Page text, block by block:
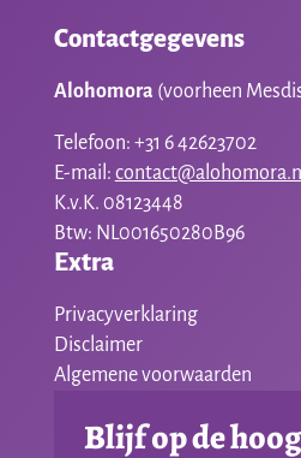
Contactgegevens
Alohomora (voorheen
Telefoon: +31 6 42623702
E-mail: contact@alohomora.nl
K.v.K. 08123448
Btw: NL001650280B96
Extra
Privacyverklaring
Disclaimer
Algemene voorwaarden
Blijf op de